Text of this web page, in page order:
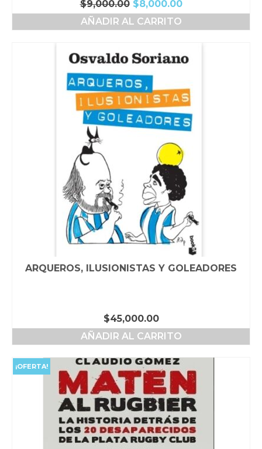
$9,000.00 El
precio
original
$9,000.00.
$8,000.00El
precio
AÑADIR AL CARRITO
ARQUEROS, ILUSIONISTAS Y GOLEADORES
$45,000.00
AÑADIR AL CARRITO
¡OFERTA!